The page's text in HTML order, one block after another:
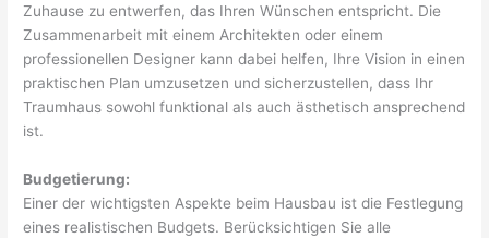
Zuhause zu entwerfen, das Ihren Wünschen entspricht. Die
Zusammenarbeit mit einem Architekten oder einem
professionellen Designer kann dabei helfen, Ihre Vision in einen
praktischen Plan umzusetzen und sicherzustellen, dass Ihr
Traumhaus sowohl funktional als auch ästhetisch ansprechend
ist.
Budgetierung:
Einer der wichtigsten Aspekte beim Hausbau ist die Festlegung
eines realistischen Budgets. Berücksichtigen Sie alle